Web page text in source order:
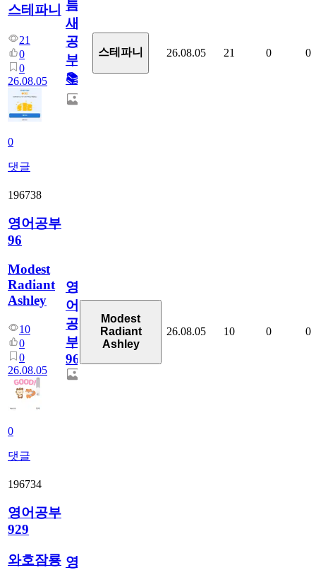
스테파니
21
0
0
26.08.05
0
댓글
틈
새
공
부!
📚
스테파니 26.08.05 21 0 0
196738
영어공부
96
Modest
Radiant
Ashley
10
0
0
26.08.05
0
댓글
영
어
공
부
96
Modest
Radiant
Ashley
26.08.05 10 0 0
196734
영어공부
929
와호잠룡 영